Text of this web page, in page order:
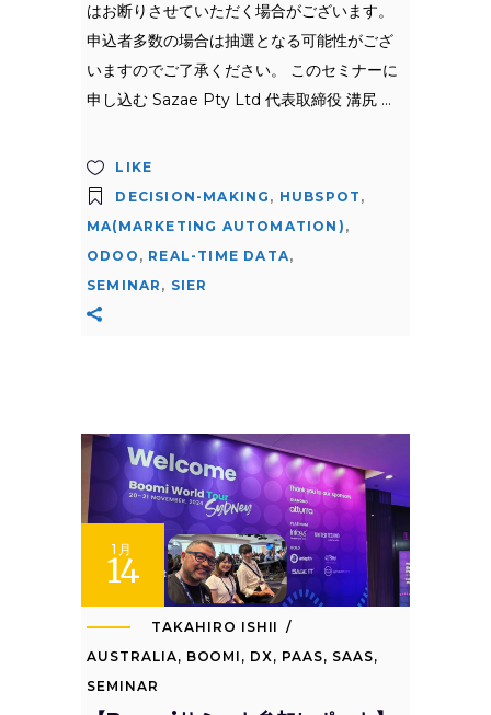
はお断りさせていただく場合がございます。
申込者多数の場合は抽選となる可能性がござ
いますのでご了承ください。 このセミナーに
申し込む Sazae Pty Ltd 代表取締役 溝尻
LIKE
DECISION-MAKING , HUBSPOT ,
MA(MARKETING AUTOMATION) ,
ODOO , REAL-TIME DATA,
SEMINAR , SIER
1月
14
TAKAHIRO ISHII
AUSTRALIA, BOOMI , DX , PAAS, SAAS,
SEMINAR